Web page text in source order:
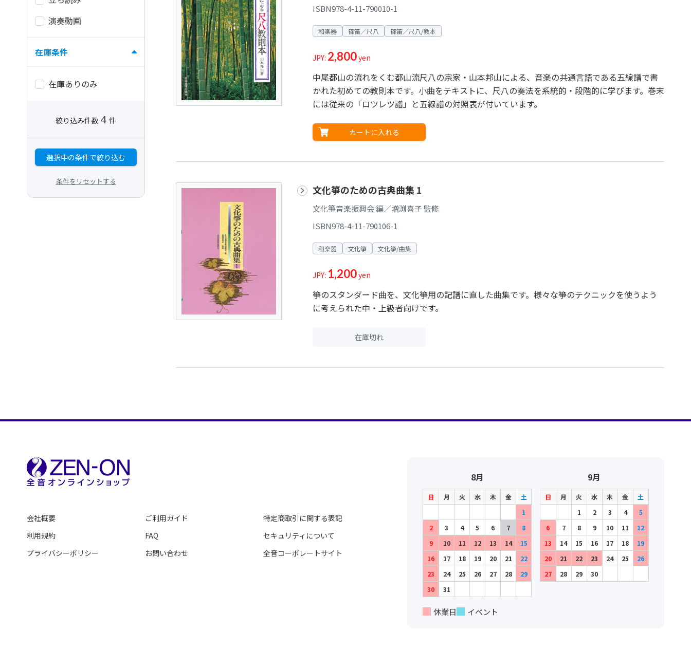
ISBN978-4-11-790010-1
和楽器 篠笛／尺八 篠笛／尺八/教本
JPY: 2,800yen
中尾都山の流れをくむ都山流尺八の宗家・山本邦山による、音楽の共通言語である五線譜で書
かれた初めての教則本です。小曲をテキストに、尺八の奏法を系統的・段階的に学びます。巻末
には従来の「ロツレツ譜」と五線譜の対照表が付いています。
カートに入れる
文化箏のための古典曲集 1
文化箏音楽振興会 編／増渕喜子 監修
ISBN978-4-11-790106-1
和楽器 文化箏 文化箏/曲集
JPY: 1,200yen
箏のスタンダード曲を、文化箏用の記譜に直した曲集です。様々な箏のテクニックを使うよう
に考えられた中・上級者向けです。
在庫切れ
演奏動画
在庫条件
在庫ありのみ
絞り込み件数 4 件
選択中の条件で絞り込む
条件をリセットする
会社概要
利用規約
プライバシーポリシー
ご利用ガイド
FAQ
お問い合わせ
特定商取引に関する表記
セキュリティについて
全音コーポレートサイト
8月
日 月 火 水 木 金
土
1
2
3 4 5 6 7
8
9
10 11 12 13 14
15
16
17 18 19 20 21
22
23
24 25 26 27 28
29
30
31
9月
日 月 火 水 木 金
土
1
2 3 4
5
6
7 8 9 10 11
12
13
14 15 16 17 18
19
20
21 22 23 24 25
26
27
28 29 30
休業日 イベント